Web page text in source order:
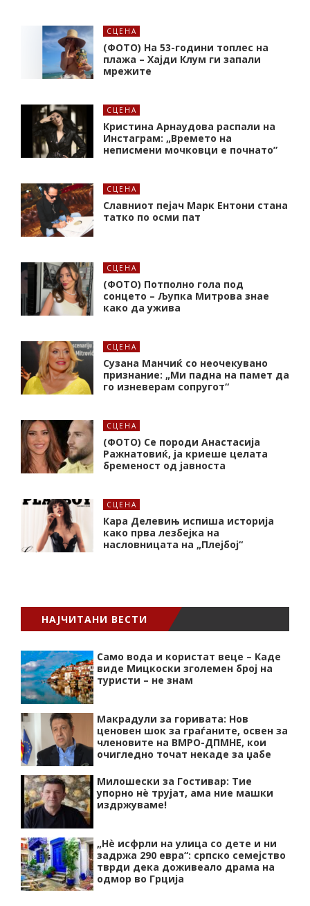
СЦЕНА
(ФОТО) На 53-години топлес на
плажа – Хајди Клум ги запали
мрежите
СЦЕНА
Кристина Арнаудова распали на
Инстаграм: „Времето на
неписмени мочковци е почнато”
СЦЕНА
Славниот пејач Марк Ентони стана
татко по осми пат
СЦЕНА
(ФОТО) Потполно гола под
сонцето – Љупка Митрова знае
како да ужива
СЦЕНА
Сузана Манчиќ со неочекувано
признание: „Ми падна на памет да
го изневерам сопругот“
СЦЕНА
(ФОТО) Се породи Анастасија
Ражнатовиќ, ја криеше целата
бременост од јавноста
СЦЕНА
Кара Делевињ испиша историја
како прва лезбејка на
насловницата на „Плејбој“
НАЈЧИТАНИ ВЕСТИ
Само вода и користат веце – Каде
виде Мицкоски зголемен број на
туристи – не знам
Макрадули за горивата: Нов
ценовен шок за граѓаните, освен за
членовите на ВМРО-ДПМНЕ, кои
очигледно точат некаде за џабе
Милошески за Гостивар: Тие
упорно нѐ трујат, ама ние машки
издржуваме!
„Нѐ исфрли на улица со дете и ни
задржа 290 евра“: српско семејство
тврди дека доживеало драма на
одмор во Грција